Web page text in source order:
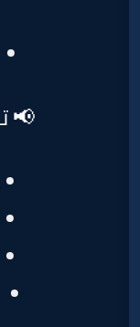
📅 تاريخ
✅ الإجابة
📢 تابعونا
📘 فيسبوك: